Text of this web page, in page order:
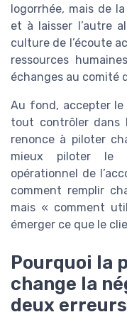
logorrhée, mais de
et à laisser l’autre
culture de l’écoute
ressources
échanges au comité
Au fond, accepter le
tout contrôler dans
renonce à piloter
mieux piloter le
opérationnel de
comment remplir
mais « comment
émerger ce que le
Pourquoi la
change la
deux